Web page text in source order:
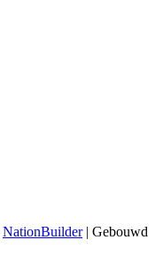
NationBuilder| Gebouwd